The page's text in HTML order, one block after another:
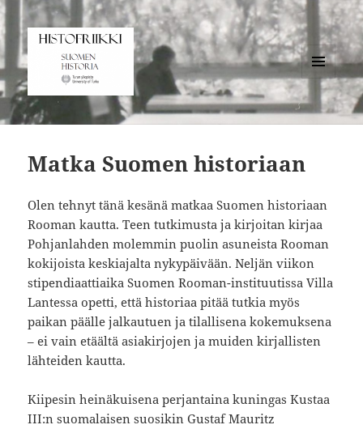
Histofriikki
VALIKKO
JA
VIMPAIMET
Matka Suomen historiaan
Olen tehnyt tänä kesänä matkaa Suomen historiaan
Rooman kautta. Teen tutkimusta ja kirjoitan kirjaa
Pohjanlahden molemmin puolin asuneista Rooman
kokijoista keskiajalta nykypäivään. Neljän viikon
stipendiaattiaika Suomen Rooman-instituutissa Villa
Lantessa opetti, että historiaa pitää tutkia myös
paikan päälle jalkautuen ja tilallisena kokemuksena
– ei vain etäältä asiakirjojen ja muiden kirjallisten
lähteiden kautta.
Kiipesin heinäkuisena perjantaina kuningas Kustaa
III:n suomalaisen suosikin Gustaf Mauritz